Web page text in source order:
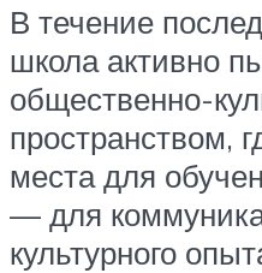
В течение
школа активно
общественно-
пространством,
места для
— для
культурного